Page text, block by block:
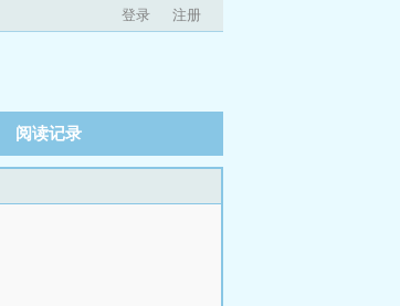
登录 注册
阅读记录